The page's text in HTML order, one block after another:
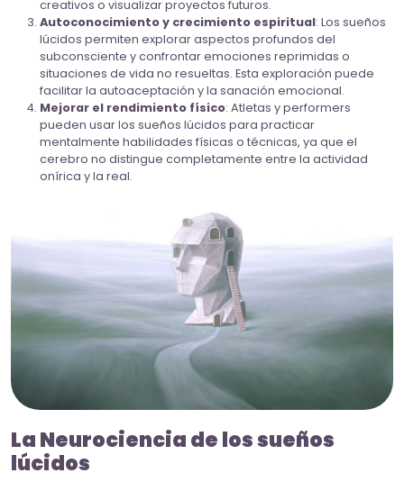
creativos o visualizar proyectos futuros.
Autoconocimiento y crecimiento espiritual: Los sueños
lúcidos permiten explorar aspectos profundos del
subconsciente y confrontar emociones reprimidas o
situaciones de vida no resueltas. Esta exploración puede
facilitar la autoaceptación y la sanación emocional.
Mejorar el rendimiento físico: Atletas y performers
pueden usar los sueños lúcidos para practicar
mentalmente habilidades físicas o técnicas, ya que el
cerebro no distingue completamente entre la actividad
onírica y la real.
La Neurociencia de los sueños
lúcidos